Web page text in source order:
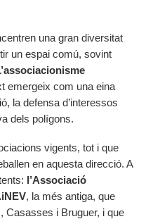
una gran diversitat
un espai comú, sovint
emergeix com una eina
la defensa d’interessos
dels polígons.
vigents, tot i que
en aquesta direcció. A
l’Associació
, la més antiga, que
Casasses i Bruguer, i que